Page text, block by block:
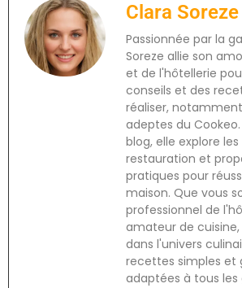
Clara Soreze
Passionnée par la
Soreze allie son
et de l'hôtellerie
conseils et des
réaliser,
adeptes du
blog, elle explore
restauration et
pratiques pour
maison. Que vous
professionnel de
amateur de
dans l'univers
recettes simples et
adaptées à tous les